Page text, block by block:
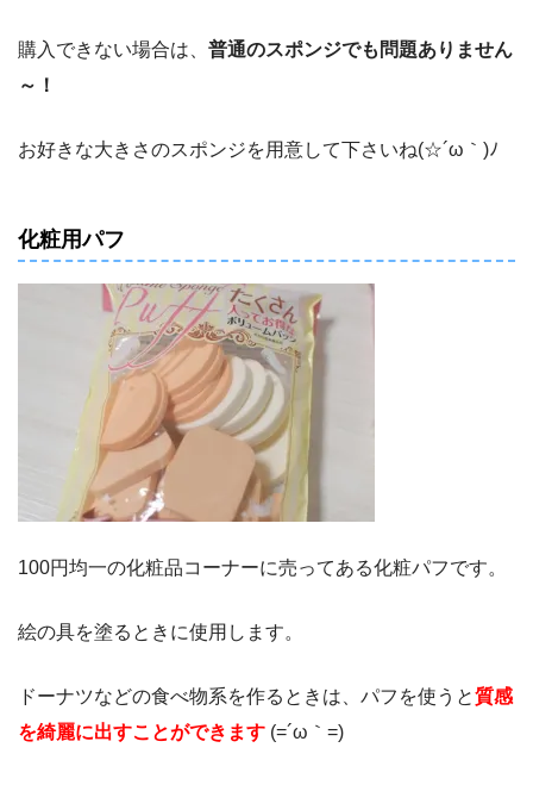
購入できない場合は、 普通のスポンジでも問題ありません
～！
お好きな大きさのスポンジを用意して下さいね(☆´ω｀)ﾉ
化粧用パフ
100円均一の化粧品コーナーに売ってある化粧パフです。
絵の具を塗るときに使用します。
ドーナツなどの食べ物系を作るときは、パフを使うと質感
を綺麗に出すことができます (=´ω｀=)